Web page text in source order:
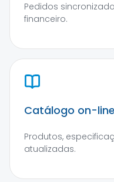
Pedidos
financeiro.
Catálogo on-line
Produtos,
atualizadas.